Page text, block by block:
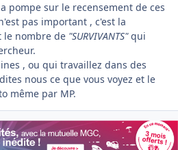
pompe sur le recensement de ces
pas important , c'est la
le nombre de "SURVIVANTS"qui
, ou qui travaillez dans des
nous ce que vous voyez et le
même par MP.